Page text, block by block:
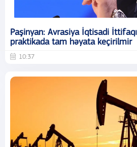
Paşinyan: Avrasiya İqtisadi
praktikada tam həyata keçirilmir
10:37